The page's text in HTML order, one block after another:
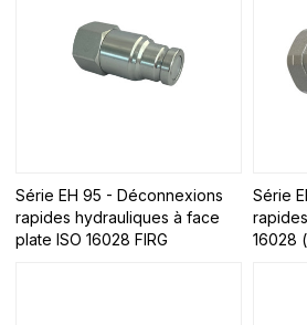
Série EH 95 - Déconnexions
rapides hydrauliques à face
plate ISO 16028 FIRG
Série
16028